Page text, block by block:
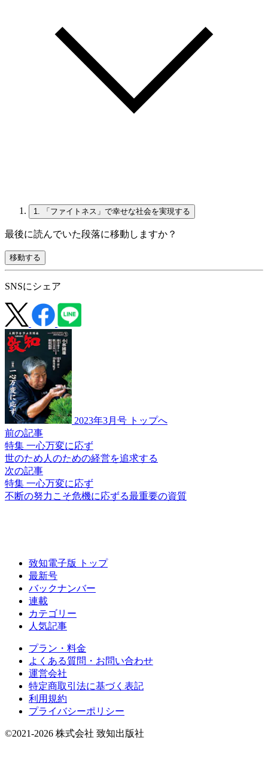
1. 「ファイトネス」で幸せな社会を実現する
最後に読んでいた段落に移動しますか？
移動する
SNSにシェア
2023年3月号 トップへ
前の記事
特集 一心万変に応ず
世のため人のための経営を追求する
次の記事
特集 一心万変に応ず
不断の努力こそ危機に応ずる最重要の資質
致知電子版 トップ
最新号
バックナンバー
連載
カテゴリー
人気記事
プラン・料金
よくある質問・お問い合わせ
運営会社
特定商取引法に基づく表記
利用規約
プライバシーポリシー
©2021-2026 株式会社 致知出版社